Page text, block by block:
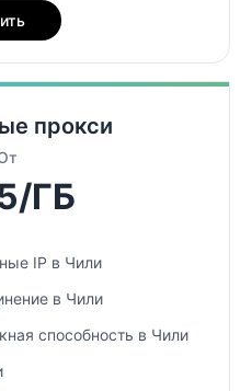
прокси
ГБ
IP в Чили
в Чили
способность в Чили